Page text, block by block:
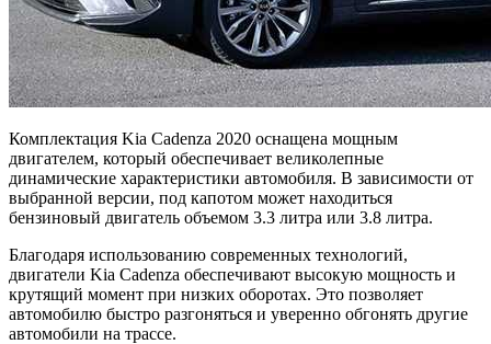
Комплектация Kia Cadenza 2020 оснащена мощным
двигателем, который обеспечивает великолепные
динамические характеристики автомобиля. В зависимости от
выбранной версии, под капотом может находиться
бензиновый двигатель объемом 3.3 литра или 3.8 литра.
Благодаря использованию современных технологий,
двигатели Kia Cadenza обеспечивают высокую мощность и
крутящий момент при низких оборотах. Это позволяет
автомобилю быстро разгоняться и уверенно обгонять другие
автомобили на трассе.